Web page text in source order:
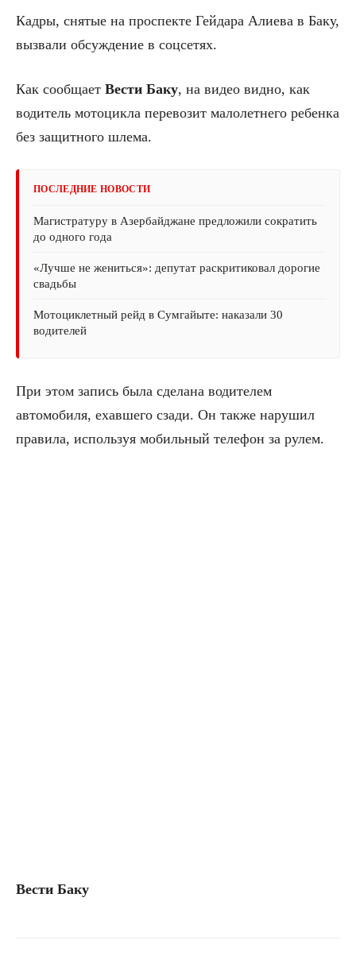
Кадры, снятые на проспекте Гейдара Алиева в Баку,
вызвали обсуждение в соцсетях.
Как сообщает Вести Баку, на видео видно, как
водитель мотоцикла перевозит малолетнего ребенка
без защитного шлема.
ПОСЛЕДНИЕ НОВОСТИ
Магистратуру в Азербайджане предложили сократить
до одного года
«Лучше не жениться»: депутат раскритиковал дорогие
свадьбы
Мотоциклетный рейд в Сумгайыте: наказали 30
водителей
При этом запись была сделана водителем
автомобиля, ехавшего сзади. Он также нарушил
правила, используя мобильный телефон за рулем.
Вести Баку